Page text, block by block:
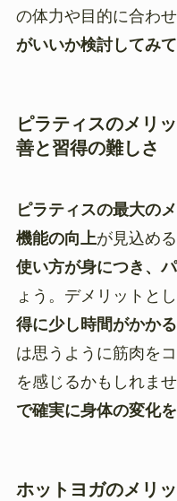
の体力や目的に合わ
がいいか検討してみて
ピラティスのメリ
善と習得の難しさ
ピラティスの最大の
機能の向上が見込める
使い方が身につき、
ょう。デメリットとし
得に少し時間がかかる
は思うように筋肉を
を感じるかもしれま
で確実に身体の変化
ホットヨガのメリ